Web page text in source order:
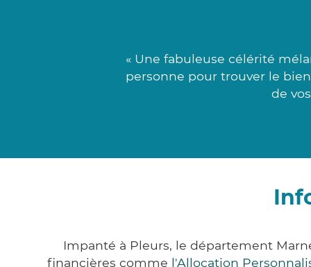
« Une fabuleuse célérité
personne pour trouver le
de
Impanté à Pleurs, le département
financières comme l'Allocation